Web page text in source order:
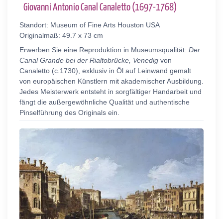
Giovanni Antonio Canal Canaletto (1697-1768)
Standort: Museum of Fine Arts Houston USA
Originalmaß: 49.7 x 73 cm
Erwerben Sie eine Reproduktion in Museumsqualität: Der
Canal Grande bei der Rialtobrücke, Venedig von
Canaletto (c.1730), exklusiv in Öl auf Leinwand gemalt
von europäischen Künstlern mit akademischer Ausbildung.
Jedes Meisterwerk entsteht in sorgfältiger Handarbeit und
fängt die außergewöhnliche Qualität und authentische
Pinselführung des Originals ein.